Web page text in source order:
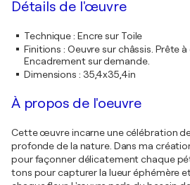
Détails de l'œuvre
Technique: Encre sur Toile
Finitions : Oeuvre sur châssis. Prête
Encadrement sur demande.
Dimensions : 35,4x35,4in
À propos de l'oeuvre
Cette œuvre incarne une célébration
profonde de la nature. Dans ma
pour façonner délicatement chaque
tons pour capturer la lueur éphémère